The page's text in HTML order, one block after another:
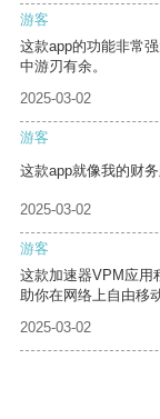
游客
这款app的功能非常
中游刃有余。
2025-03-02
游客
这款app就像我的财
2025-03-02
游客
这款加速器VPM应用
助你在网络上自由移动
2025-03-02